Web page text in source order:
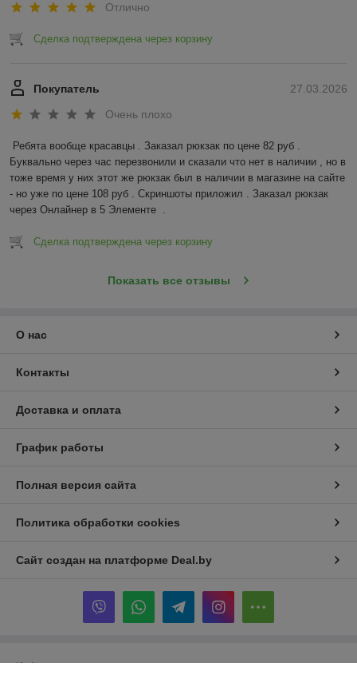
Отлично
Сделка подтверждена через корзину
27.03.2026
Покупатель
Очень плохо
Ребята вообще красавцы . Заказал рюкзак по цене 82 руб .
Буквально через час перезвонили и сказали что нет в наличии , но в
тоже время у них этот же рюкзак был в наличии в магазине на сайте
- но уже по цене 108 руб . Скриншоты приложил . Заказал рюкзак
через Онлайнер в 5 Элементе  .
Сделка подтверждена через корзину
Показать все отзывы
О нас
Контакты
Доставка и оплата
График работы
Полная версия сайта
Политика обработки cookies
Сайт создан на платформе Deal.by
Информация для покупателя